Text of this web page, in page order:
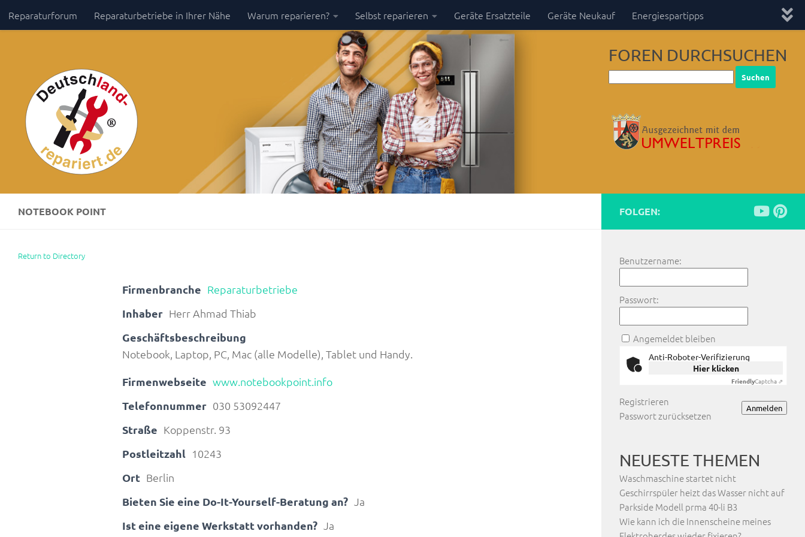
Zum Inhalt springen
Reparaturforum Reparaturbetriebe in Ihrer Nähe Warum reparieren? Selbst reparieren Geräte Ersatzteile Geräte Neukauf Energiespartipps
FOREN DURCHSUCHEN
NOTEBOOK POINT
Return to Directory
Firmenbranche Reparaturbetriebe
Inhaber Herr Ahmad Thiab
Geschäftsbeschreibung
Notebook, Laptop, PC, Mac (alle Modelle), Tablet und Handy.
Firmenwebseite www.notebookpoint.info
Telefonnummer 030 53092447
Straße Koppenstr. 93
Postleitzahl 10243
Ort Berlin
Bieten Sie eine Do-It-Yourself-Beratung an? Ja
Ist eine eigene Werkstatt vorhanden? Ja
FOLGEN:
Benutzername:
Passwort:
Angemeldet bleiben
Anti-Roboter-Verifizierung
Hier klicken
FriendlyCaptcha ⇗
Anmelden
Registrieren
Passwort zurücksetzen
NEUESTE THEMEN
Waschmaschine startet nicht
Geschirrspüler heizt das Wasser nicht auf
Parkside Modell prma 40-li B3
Wie kann ich die Innenscheine meines